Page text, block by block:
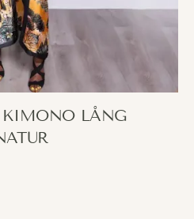
KIMONO LÅNG